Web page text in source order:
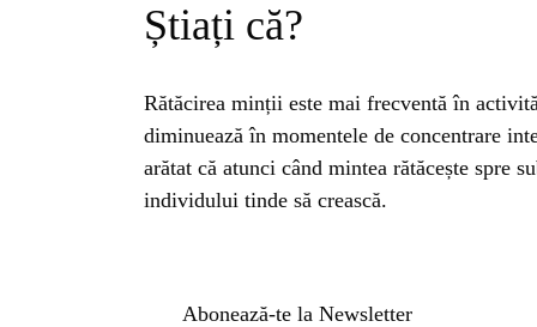
Știați că?
Rătăcirea minții este mai frecventă în
diminuează în momentele de concentrare
arătat că atunci când mintea rătăcește spre
individului tinde să crească.
Abonează-te la Newsletter